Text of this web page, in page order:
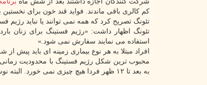
کم کالری باقی ماندند. فواید قند خون برای نخستین بار در
تئونگ تصریح کرد که همه نمی توانند یا نباید رژیم
تئونگ اظهار داشت: «رژیم فستینگ برای زنان
استفاده می نمایند سفارش نمی شود.»
افراد مبتلا به هر نوع بیماری زمینه ای باید
به بعد تا ۱۲ ظهر فردا هیچ چیزی نمی خورد. البته نوشیدن آب در این محدوده زمانی شبه روزه داری، مجاز است.